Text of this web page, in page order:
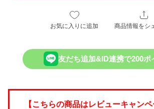
お気に入りに追加 商品情報をシ
友だち追加&ID連携で200ポ
【こちらの商品はレビューキャン